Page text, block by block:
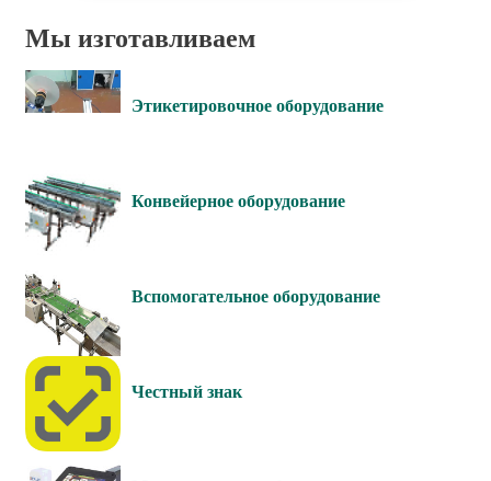
Мы изготавливаем
Этикетировочное оборудование
Конвейерное оборудование
Вспомогательное оборудование
Честный знак